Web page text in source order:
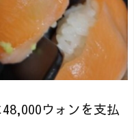
ウォンを支払